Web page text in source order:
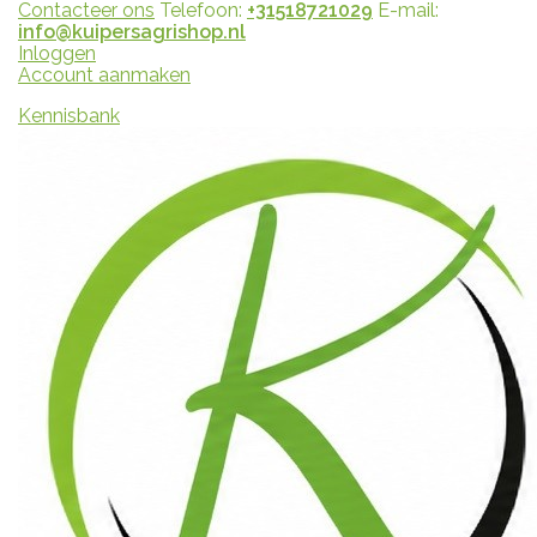
Contacteer ons Telefoon: +31518721029 E-mail:
info@kuipersagrishop.nl
Inloggen
Account aanmaken
Kennisbank